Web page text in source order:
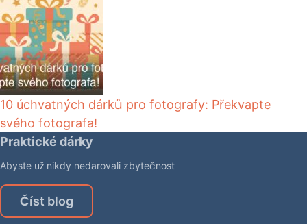
10 úchvatných dárků pro fotografy: Překvapte
svého fotografa!
Praktické dárky
Abyste už nikdy nedarovali zbytečnost
Číst blog